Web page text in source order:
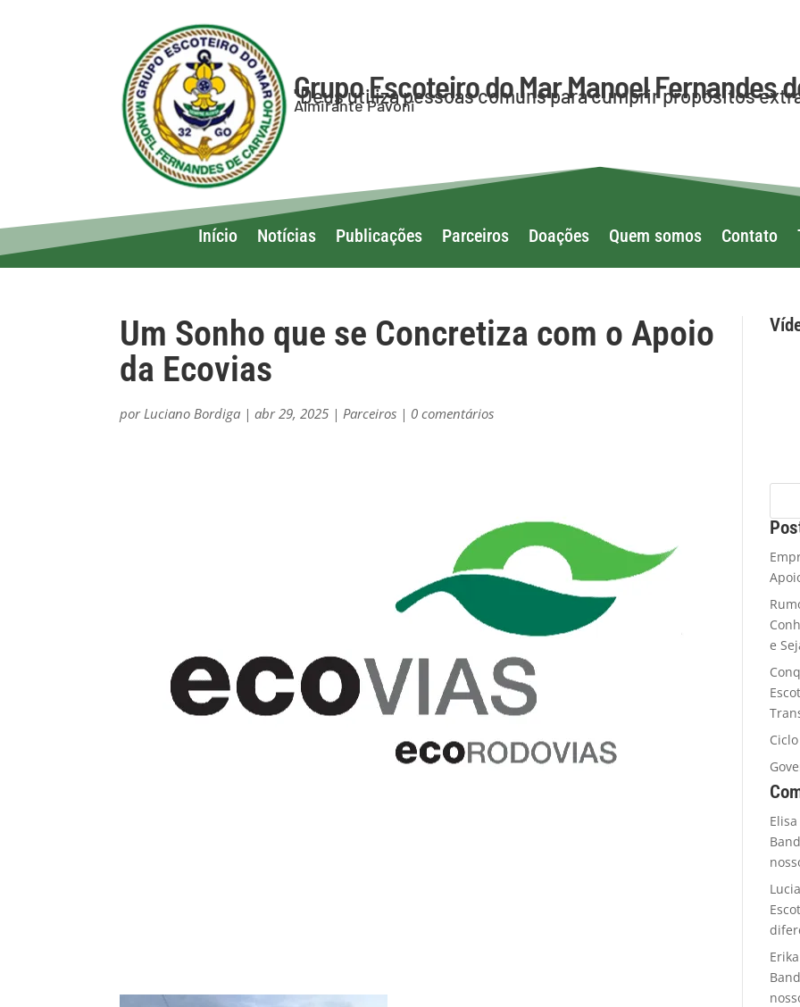
Grupo Escoteiro do Mar Manoel Fernandes
"Deus utiliza pessoas comuns para cumprir propósitos
Almirante Pavoni
Início Notícias Publicações Parceiros Doações Quem somos Contato
Um Sonho que se Concretiza com o Apoio
da Ecovias
por Luciano Bordiga |abr 29, 2025 | Parceiros | 0 comentários
e
Elisa
Erika